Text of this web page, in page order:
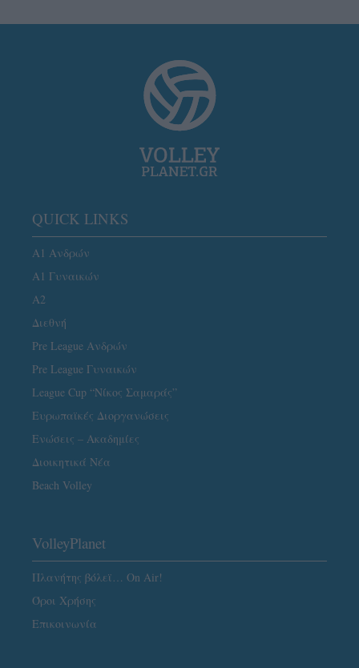
QUICK LINKS
Α1 Ανδρών
Α1 Γυναικών
A2
Διεθνή
Pre League Ανδρών
Pre League Γυναικών
League Cup “Νίκος Σαμαράς”
Ευρωπαϊκές Διοργανώσεις
Ενώσεις – Ακαδημίες
Διοικητικά Νέα
Beach Volley
VolleyPlanet
Πλανήτης βόλεϊ… On Air!
Όροι Χρήσης
Επικοινωνία